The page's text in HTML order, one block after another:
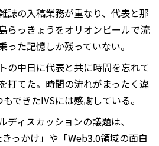
誌の入稿業務が重なり、代表と那
らっきょうをオリオンビールで流
った記憶しか残っていない。
の中日に代表と共に時間を忘れて
打てた。時間の流れがまったく違
できたIVSには感謝している。
ディスカッションの議題は、
きっかけ」や「Web3.0領域の面白